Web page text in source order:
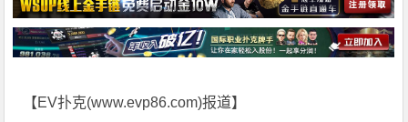
【EV扑克(www.evp86.com)报道】